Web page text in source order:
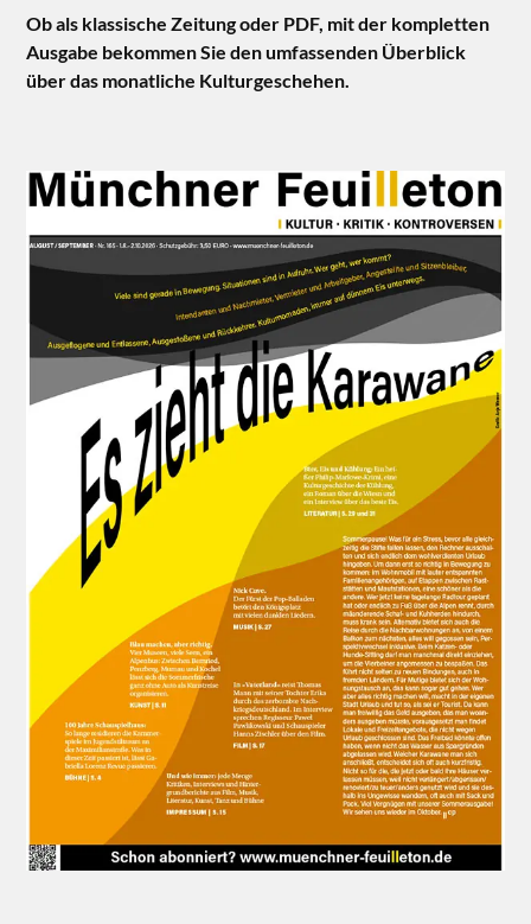
Ob als klassische Zeitung oder PDF, mit der kompletten
Ausgabe bekommen Sie den umfassenden Überblick
über das monatliche Kulturgeschehen.